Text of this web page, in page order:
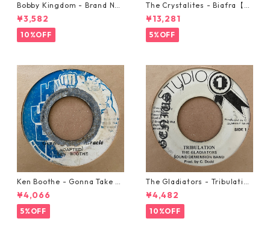
Bobby Kingdom - Brand Ne
w Automobile【7-20889】
¥3,582
10%OFF
The Crystalites - Biafra【7-
21293】
¥13,281
5%OFF
Ken Boothe - Gonna Take A
Miracle【7-21362】
¥4,066
5%OFF
The Gladiators - Tribulation
【7-21365】
¥4,482
10%OFF